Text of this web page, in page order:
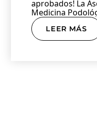
aprobados! La
Medicina
concedido su…
LEER MÁS